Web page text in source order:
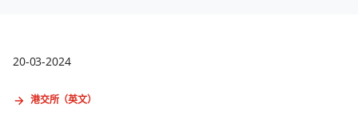
20-03-2024
港交所（英文）